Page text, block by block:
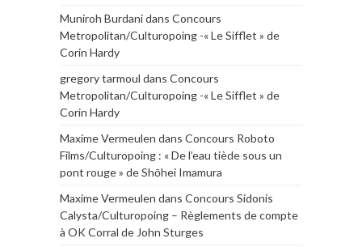
Muniroh Burdanidans Concours
Metropolitan/Culturopoing -« Le Sifflet » de
Corin Hardy
gregory tarmoul dans Concours
Metropolitan/Culturopoing -« Le Sifflet » de
Corin Hardy
Maxime Vermeulen dans Concours Roboto
Films/Culturopoing : « De l’eau tiède sous un
pont rouge » de Shōhei Imamura
Maxime Vermeulen dans Concours Sidonis
Calysta/Culturopoing – Règlements de compte
à OK Corral de John Sturges